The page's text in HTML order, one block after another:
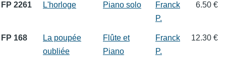
FP 2261 L'horloge Piano solo
Franck
P.
6.50 €
FP 168
La poupée
oubliée
Flûte et
Piano
Franck
P.
12.30 €